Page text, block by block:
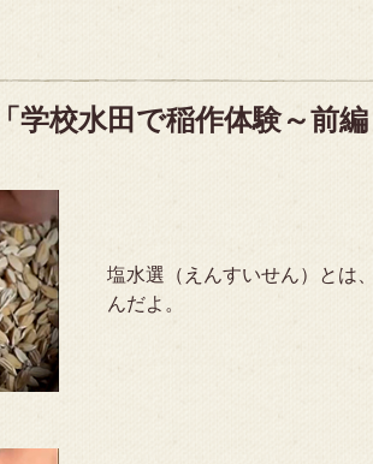
校水田で稲作体験～前編
塩水選（えんすいせん）とは
んだよ。